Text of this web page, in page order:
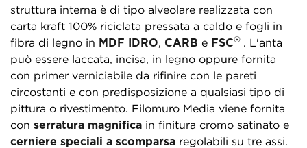
struttura interna è di tipo alveolare realizzata con
carta kraft 100% riciclata pressata a caldo e fogli in
fibra di legno in MDF IDRO, CARB e FSC® . L'anta
può essere laccata, incisa, in legno oppure fornita
con primer verniciabile da rifinire con le pareti
circostanti e con predisposizione a qualsiasi tipo di
pittura o rivestimento. Filomuro Media viene fornita
con serratura magnifica in finitura cromo satinato e
cerniere speciali a scomparsa regolabili su tre assi.